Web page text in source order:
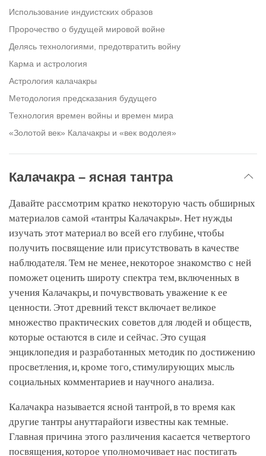
Использование индуистских образов
Пророчество о будущей мировой войне
Делясь технологиями, предотвратить войну
Карма и астрология
Астрология калачакры
Методология предсказания будущего
Технология времен войны и времен мира
«Золотой век» Калачакры и «век водолея»
Калачакра – ясная тантра
Давайте рассмотрим кратко некоторую часть обширных
материалов самой «тантры Калачакры». Нет нужды
изучать этот материал во всей его глубине, чтобы
получить посвящение или присутствовать в качестве
наблюдателя. Тем не менее, некоторое знакомство с ней
поможет оценить широту спектра тем, включенных в
учения Калачакры, и почувствовать уважение к ее
ценности. Этот древний текст включает великое
множество практических советов для людей и обществ,
которые остаются в силе и сейчас. Это сущая
энциклопедия и разработанных методик по достижению
просветления, и, кроме того, стимулирующих мысль
социальных комментариев и научного анализа.
Калачакра называется ясной тантрой, в то время как
другие тантры ануттарайоги известны как темные.
Главная причина этого различения касается четвертого
посвящения, которое уполномочивает нас постигать